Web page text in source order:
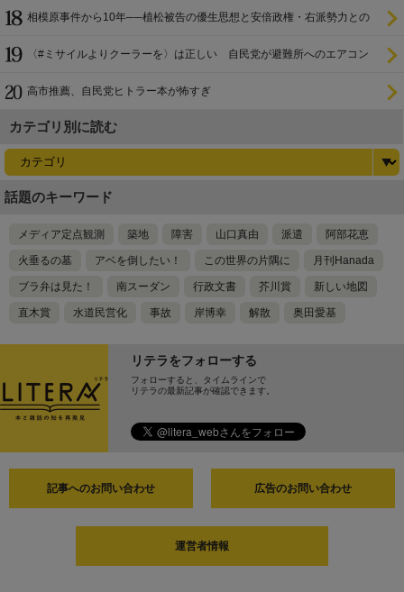
相模原事件から10年──植松被告の優生思想と安倍政権・右派勢力との
〈#ミサイルよりクーラーを〉は正しい 自民党が避難所へのエアコン
高市推薦、自民党ヒトラー本が怖すぎ
カテゴリ別に読む
話題のキーワード
メディア定点観測 築地 障害 山口真由 派遣 阿部花恵
火垂るの墓 アベを倒したい！ この世界の片隅に 月刊Hanada
ブラ弁は見た！ 南スーダン 行政文書 芥川賞 新しい地図
直木賞 水道民営化 事故 岸博幸 解散 奥田愛基
リテラをフォローする
フォローすると、タイムラインで
リテラの最新記事が確認できます。
記事へのお問い合わせ 広告のお問い合わせ
運営者情報